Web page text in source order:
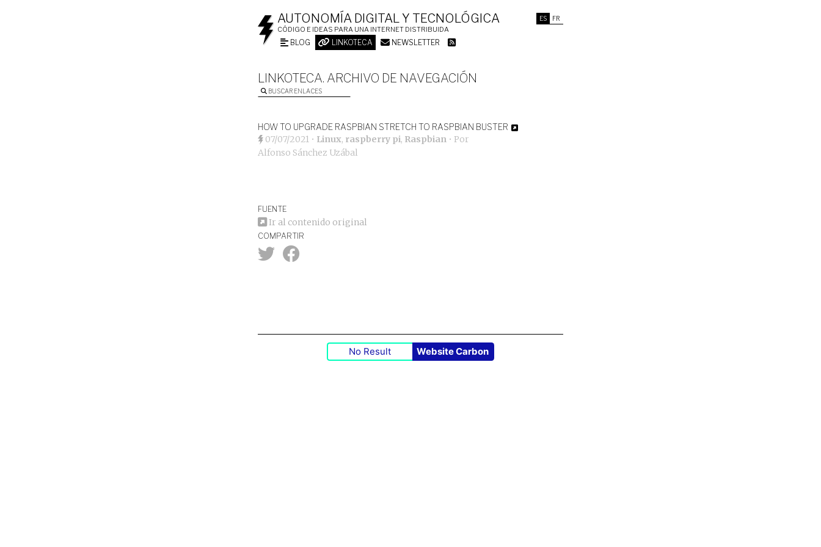
ES FR
AUTONOMÍA DIGITAL Y TECNOLÓGICA
CÓDIGO E IDEAS PARA UNA INTERNET DISTRIBUIDA
BLOG LINKOTECA NEWSLETTER
LINKOTECA. ARCHIVO DE NAVEGACIÓN
BUSCAR ENLACES
HOW TO UPGRADE RASPBIAN STRETCH TO RASPBIAN BUSTER
07/07/2021 • Linux, raspberry pi, Raspbian • Por
Alfonso Sánchez Uzábal
FUENTE
Ir al contenido original
COMPARTIR
No Result Website Carbon